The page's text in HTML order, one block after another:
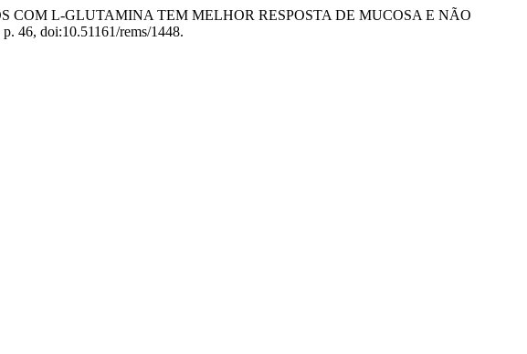
COM L-GLUTAMINA TEM MELHOR RESPOSTA DE MUCOSA E NÃO
46, doi:10.51161/rems/1448.